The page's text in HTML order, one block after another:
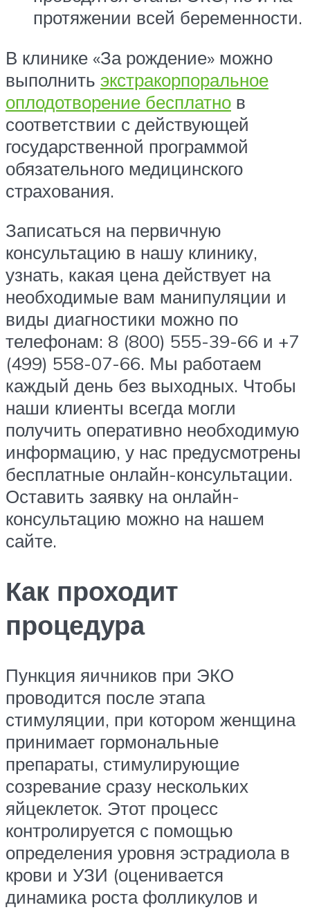
протяжении всей беременности.
В клинике «За рождение» можно
выполнить экстракорпоральное
оплодотворение бесплатно в
соответствии с действующей
государственной программой
обязательного медицинского
страхования.
Записаться на первичную
консультацию в нашу клинику,
узнать, какая цена действует на
необходимые вам манипуляции и
виды диагностики можно по
телефонам: 8 (800) 555-39-66 и +7
(499) 558-07-66. Мы работаем
каждый день без выходных. Чтобы
наши клиенты всегда могли
получить оперативно необходимую
информацию, у нас предусмотрены
бесплатные онлайн-консультации.
Оставить заявку на онлайн-
консультацию можно на нашем
сайте.
Как проходит
процедура
Пункция яичников при ЭКО
проводится после этапа
стимуляции, при котором женщина
принимает гормональные
препараты, стимулирующие
созревание сразу нескольких
яйцеклеток. Этот процесс
контролируется с помощью
определения уровня эстрадиола в
крови и УЗИ (оценивается
динамика роста фолликулов и